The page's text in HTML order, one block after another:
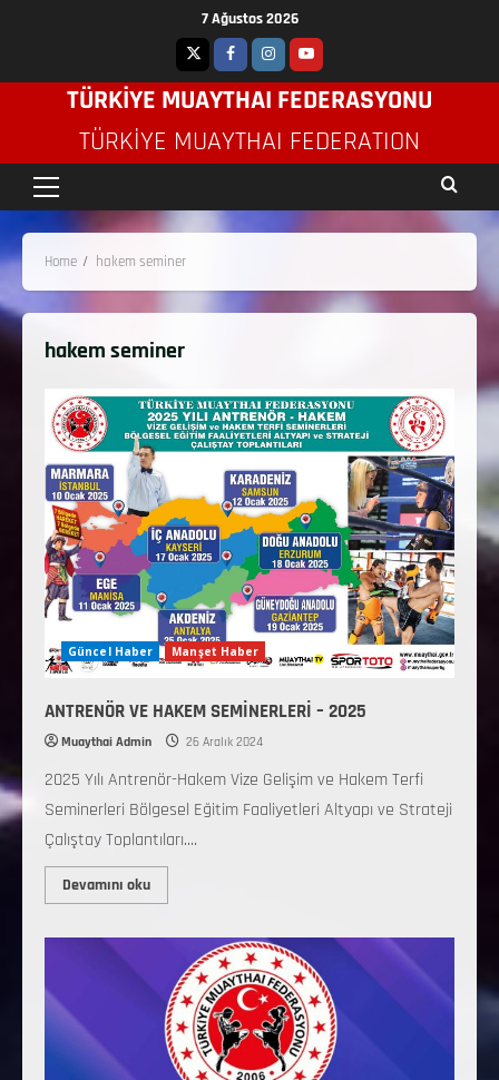
7 Ağustos 2026
TÜRKİYE MUAYTHAI FEDERASYONU
TÜRKIYE MUAYTHAI FEDERATION
Home hakem seminer
hakem seminer
Güncel Haber Manşet Haber
ANTRENÖR VE HAKEM SEMİNERLERİ – 2025
Muaythai Admin 26 Aralık 2024
2025 Yılı Antrenör-Hakem Vize Gelişim ve Hakem Terfi
Seminerleri Bölgesel Eğitim Faaliyetleri Altyapı ve Strateji
Çalıştay Toplantıları....
Devamını oku